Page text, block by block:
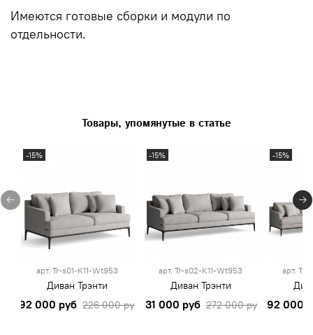
Имеются готовые сборки и модули по
отдельности.
Товары, упомянутые в статье
-15%
арт.Tr-s01-K11-Wt953
Диван Трэнти
192 000 руб 226 000 руб
-15%
арт.Tr-s02-K11-Wt953
Диван Трэнти
231 000 руб 272 000 руб
-15%
арт. Tr-
292 000